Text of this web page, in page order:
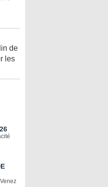
de
les